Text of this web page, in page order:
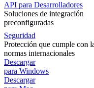
API para Desarrolladores
Soluciones de integración
preconfiguradas
Seguridad
Protección que cumple con
normas internacionales
Descargar
para Windows
Descargar